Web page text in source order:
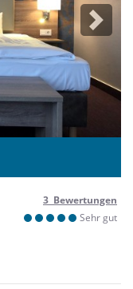
Next
3 Bewertungen
Sehr gut